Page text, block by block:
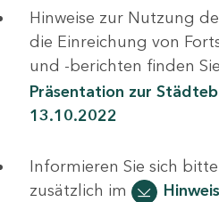
Hinweise zur Nutzung
die Einreichung von
und -berichten finden
Präsentation zur
13.10.2022
Informieren Sie sich
zusätzlich im